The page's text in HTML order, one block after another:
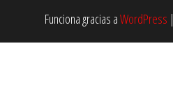
Funciona gracias aWordPress |